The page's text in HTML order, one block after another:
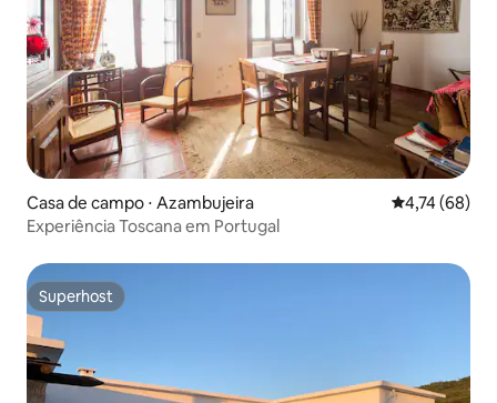
Casa de campo ⋅ Azambujeira 4,74 de uma
4,74 (68)
Experiência Toscana em Portugal
Superhost
Superhost